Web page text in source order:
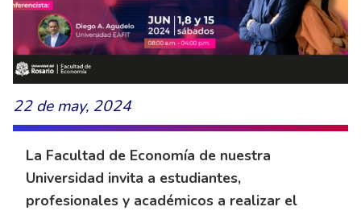
22 de may, 2024
La Facultad de Economía de nuestra
Universidad invita a estudiantes,
profesionales y académicos a realizar el